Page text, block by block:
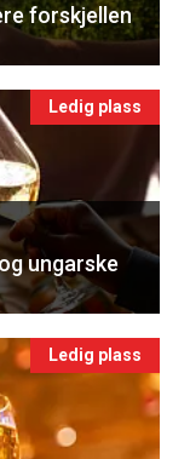
forskjellen
Ledig plass
ungarske
Ledig plass